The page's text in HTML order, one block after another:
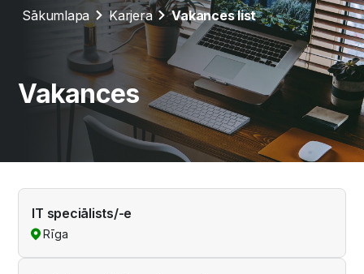
Sākumlapa Karjera Vakances list
Vakances
IT speciālists/-e
Rīga